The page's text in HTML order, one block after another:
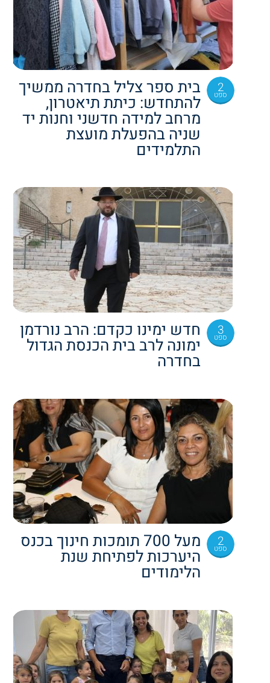
2
ספט בית ספר צליל בחדרה ממשיך
להתחדש: כיתת תיאטרון,
מרחב למידה חדשני וחנות יד
שניה בהפעלת מועצת
התלמידים
3
ספט חדש ימינו כקדם: הרב נורדמן
ימונה לרב בית הכנסת הגדול
בחדרה
2
ספט מעל 700 תומכות חינוך בכנס
היערכות לפתיחת שנת
הלימודים